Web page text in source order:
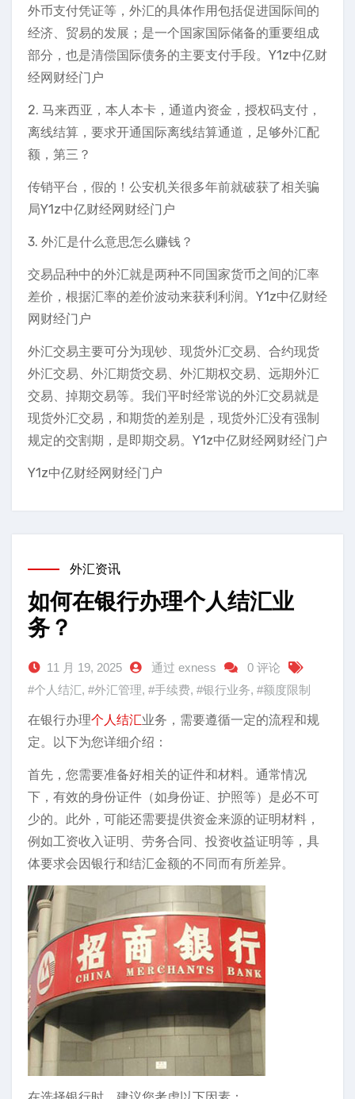
外币支付凭证等，外汇的具体作用包括促进国际间的
经济、贸易的发展；是一个国家国际储备的重要组成
部分，也是清偿国际债务的主要支付手段。Y1z中亿财
经网财经门户
2. 马来西亚，本人本卡，通道内资金，授权码支付，
离线结算，要求开通国际离线结算通道，足够外汇配
额，第三？
传销平台，假的！公安机关很多年前就破获了相关骗
局Y1z中亿财经网财经门户
3. 外汇是什么意思怎么赚钱？
交易品种中的外汇就是两种不同国家货币之间的汇率
差价，根据汇率的差价波动来获利利润。Y1z中亿财经
网财经门户
外汇交易主要可分为现钞、现货外汇交易、合约现货
外汇交易、外汇期货交易、外汇期权交易、远期外汇
交易、掉期交易等。我们平时经常说的外汇交易就是
现货外汇交易，和期货的差别是，现货外汇没有强制
规定的交割期，是即期交易。Y1z中亿财经网财经门户
Y1z中亿财经网财经门户
外汇资讯
如何在银行办理个人结汇业
务？
11 月 19, 2025 通过 exness
0 评论
#个人结汇, #外汇管理, #手续费, #银行业务, #额度限制
在银行办理个人结汇业务，需要遵循一定的流程和规
定。以下为您详细介绍：
首先，您需要准备好相关的证件和材料。通常情况
下，有效的身份证件（如身份证、护照等）是必不可
少的。此外，可能还需要提供资金来源的证明材料，
例如工资收入证明、劳务合同、投资收益证明等，具
体要求会因银行和结汇金额的不同而有所差异。